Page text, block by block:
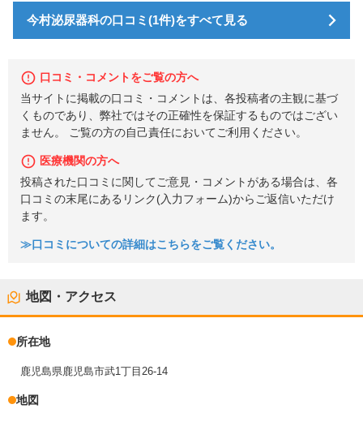
今村泌尿器科の口コミ(1件)をすべて見る
口コミ・コメントをご覧の方へ
当サイトに掲載の口コミ・コメントは、各投稿者の主観に基づ
くものであり、弊社ではその正確性を保証するものではござい
ません。 ご覧の方の自己責任においてご利用ください。
医療機関の方へ
投稿された口コミに関してご意見・コメントがある場合は、各
口コミの末尾にあるリンク(入力フォーム)からご返信いただけ
ます。
≫口コミについての詳細はこちらをご覧ください。
地図・アクセス
所在地
鹿児島県鹿児島市武1丁目26-14
地図